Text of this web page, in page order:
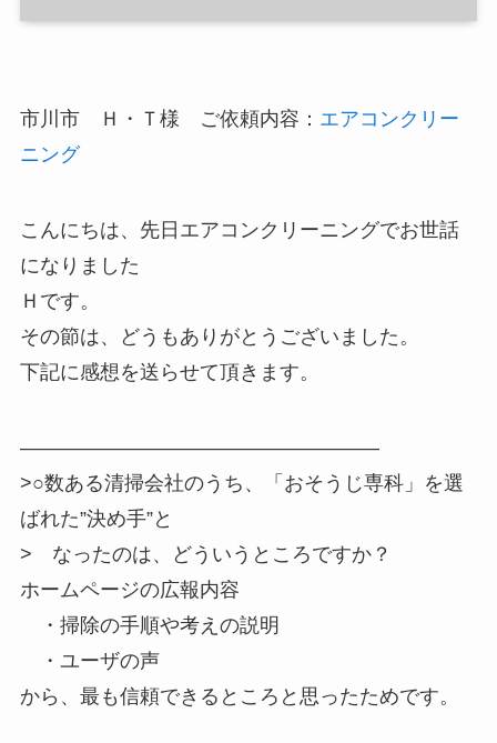
市川市 Ｈ・Ｔ様 ご依頼内容： エアコンクリー
ニング
こんにちは、先日エアコンクリーニングでお世話
になりました
Ｈです。
その節は、どうもありがとうございました。
下記に感想を送らせて頂きます。
——————————————————
>○数ある清掃会社のうち、「おそうじ専科」を選
ばれた”決め手”と
> なったのは、どういうところですか？
ホームページの広報内容
・掃除の手順や考えの説明
・ユーザの声
から、最も信頼できるところと思ったためです。